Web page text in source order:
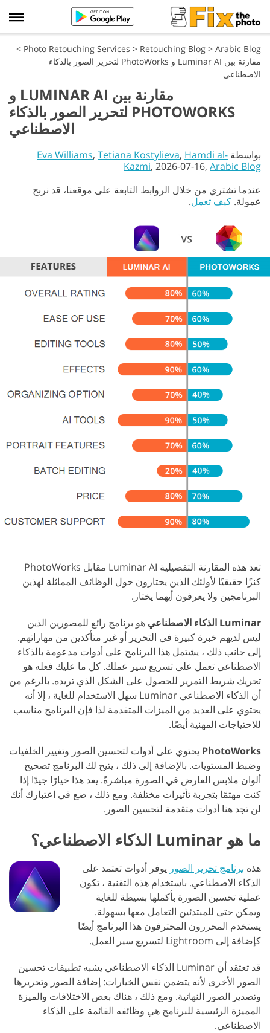
Photo Retouching Services > Retouching Blog > Arabic Blog
>
مقارنة بين Luminar AI و PhotoWorks لتحرير الصور بالذكاء
الاصطناعي
مقارنة بين LUMINAR AI و
PHOTOWORKS لتحرير الصور بالذكاء
الاصطناعي
بواسطة Eva Williams, Tetiana Kostylieva, Hamdi al-
Kazmi, 2026-07-16, Arabic Blog
عندما تشتري من خلال الروابط التابعة على موقعنا، قد نربح
عمولة. كيف تعمل.
تعد هذه المقارنة التفصيلية Luminar AI مقابل PhotoWorks
كنزًا حقيقيًا لأولئك الذين يحتارون حول الوظائف المماثلة لهذين
البرنامجين ولا يعرفون أيهما يختار.
Luminar الذكاء الاصطناعي
هو برنامج رائع للمصورين الذين
ليس لديهم خبرة كبيرة في التحرير أو غير متأكدين من مهاراتهم.
إلى جانب ذلك ، يشتمل هذا البرنامج على أدوات مدعومة بالذكاء
الاصطناعي تعمل على تسريع سير عملك. كل ما عليك فعله هو
تحريك شريط التمرير للحصول على الشكل الذي تريده. بالرغم من
أن الذكاء الاصطناعي Luminar سهل الاستخدام للغاية ، إلا أنه
يحتوي على العديد من الميزات المتقدمة لذا فإن البرنامج مناسب
للاحتياجات المهنية أيضًا.
PhotoWorks يحتوي على أدوات لتحسين الصور وتغيير الخلفيات
وضبط المستويات. بالإضافة إلى ذلك ، يتيح لك البرنامج تصحيح
ألوان ملابس العارض في الصورة مباشرةً. يعد هذا خيارًا جيدًا إذا
كنت مهتمًا بتجربة تأثيرات مختلفة. ومع ذلك ، ضع في اعتبارك أنك
لن تجد هنا أدوات متقدمة لتحسين الصور.
ما هو Luminar الذكاء الاصطناعي؟
هذه برنامج تحرير الصور يوفر أدوات تعتمد على
الذكاء الاصطناعي. باستخدام هذه التقنية ، تكون
عملية تحسين الصورة بأكملها بسيطة للغاية
ويمكن حتى للمبتدئين التعامل معها بسهولة.
يستخدم المحررون المحترفون هذا البرنامج أيضًا
كإضافة إلى Lightroom لتسريع سير العمل.
قد تعتقد أن Luminar الذكاء الاصطناعي يشبه تطبيقات تحسين
الصور الأخرى لأنه يتضمن نفس الخيارات: إضافة الصور وتحريرها
وتصدير الصور النهائية. ومع ذلك ، هناك بعض الاختلافات والميزة
المميزة الرئيسية للبرنامج هي وظائفه القائمة على الذكاء
الاصطناعي.